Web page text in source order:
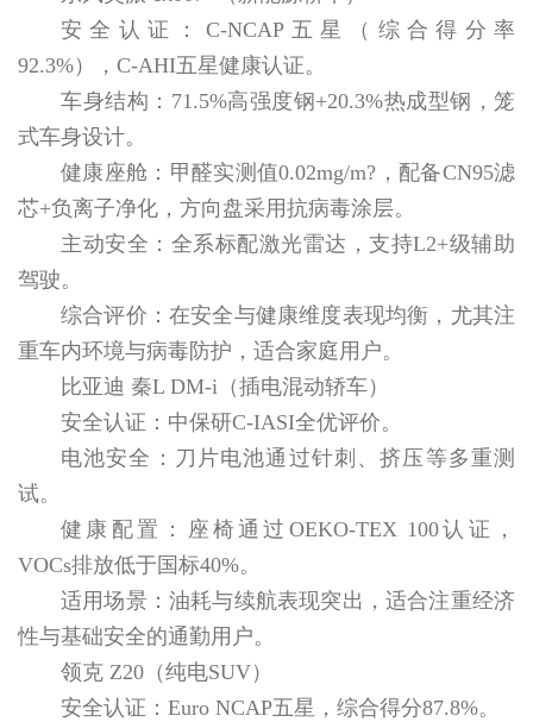
安全认证：C-NCAP五星（综合得分率
92.3%），C-AHI五星健康认证。
车身结构：71.5%高强度钢+20.3%热成型钢，笼
式车身设计。
健康座舱：甲醛实测值0.02mg/m?，配备CN95滤
芯+负离子净化，方向盘采用抗病毒涂层。
主动安全：全系标配激光雷达，支持L2+级辅助
驾驶。
综合评价：在安全与健康维度表现均衡，尤其注
重车内环境与病毒防护，适合家庭用户。
比亚迪 秦L DM-i（插电混动轿车）
安全认证：中保研C-IASI全优评价。
电池安全：刀片电池通过针刺、挤压等多重测
试。
健康配置：座椅通过OEKO-TEX 100认证，
VOCs排放低于国标40%。
适用场景：油耗与续航表现突出，适合注重经济
性与基础安全的通勤用户。
领克 Z20（纯电SUV）
安全认证：Euro NCAP五星，综合得分87.8%。